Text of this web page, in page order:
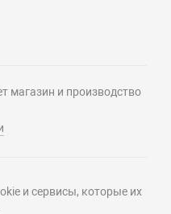
магазин и производство
и сервисы, которые их